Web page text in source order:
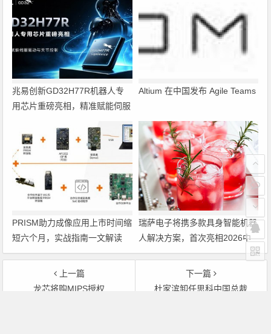
兆易创新GD32H77R机器人专
用芯片重磅亮相，精准赋能伺服
Altium 在中国发布 Agile Teams
PRISM助力成像应用上市时间缩
短六个月，实战指南一文解读
瑞萨电子将携多款具身智能机器
人解决方案，首次亮相2026中
国具身智能机器人产业大会
上一篇
龙芯将购MIPS授权
下一篇
杜家滨卸任思科中国总裁